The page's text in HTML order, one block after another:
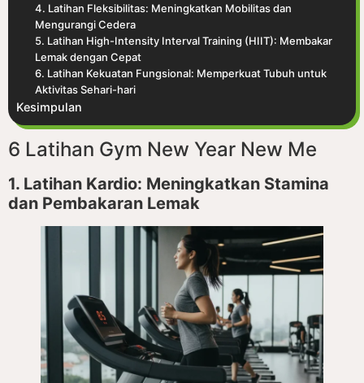
4. Latihan Fleksibilitas: Meningkatkan Mobilitas dan
Mengurangi Cedera
5. Latihan High-Intensity Interval Training (HIIT): Membakar
Lemak dengan Cepat
6. Latihan Kekuatan Fungsional: Memperkuat Tubuh untuk
Aktivitas Sehari-hari
Kesimpulan
6 Latihan Gym New Year New Me
1. Latihan Kardio: Meningkatkan Stamina
dan Pembakaran Lemak